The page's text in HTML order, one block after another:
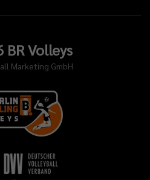
BR Volleys
Marketing GmbH